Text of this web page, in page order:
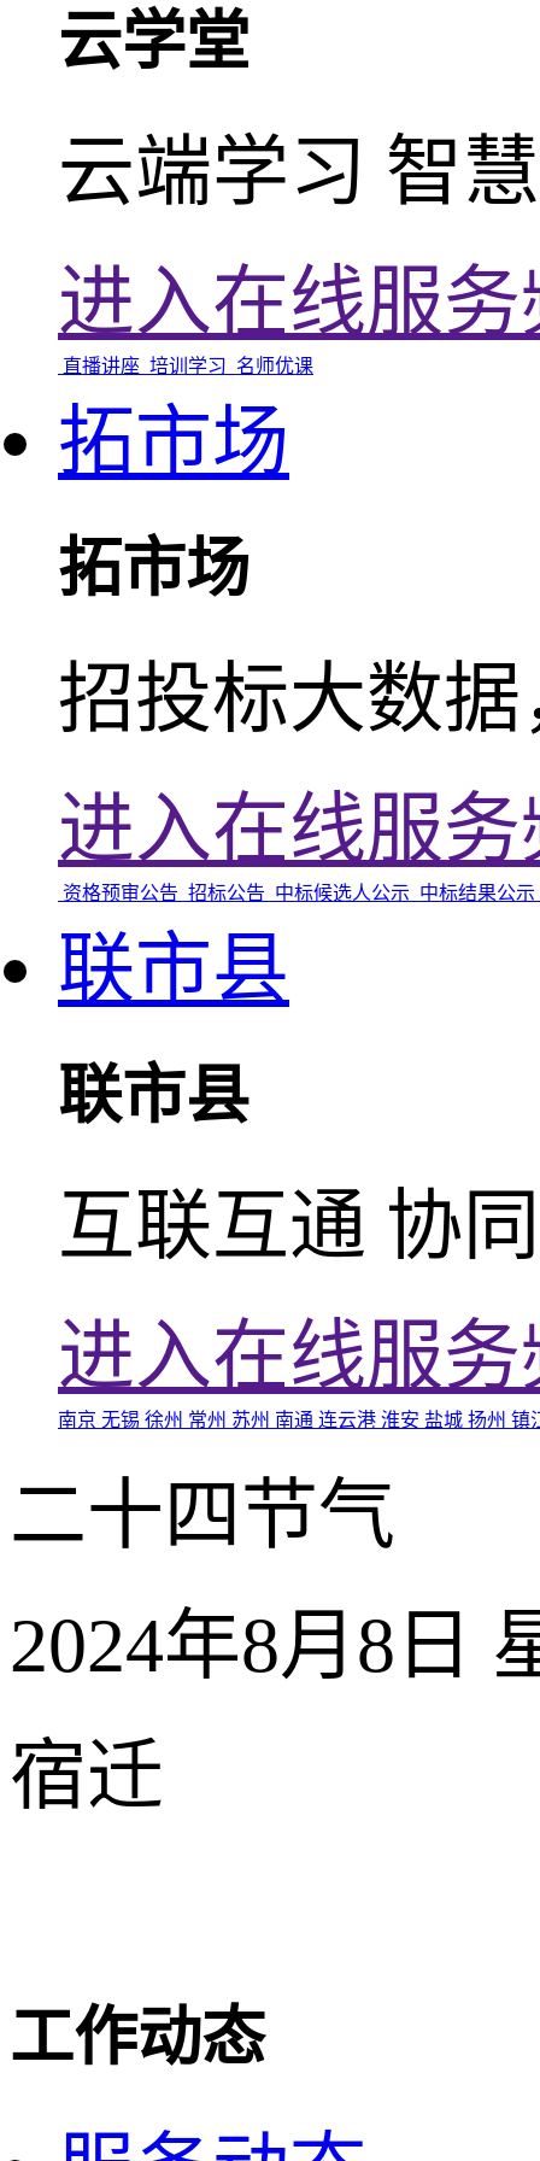
云学堂
云端学习 智
进入在线服
直播讲座 培训学习 名师优课
拓市场
拓市场
招投标大数
进入在线服
资格预审公告 招标公告 中标候选人公示 中标结果公示
联市县
联市县
互联互通 协
进入在线服
南京 无锡 徐州 常州 苏州 南通 连云港 淮安 盐城 扬州 镇
二十四节气
2024年8月8日
宿迁
工作动态